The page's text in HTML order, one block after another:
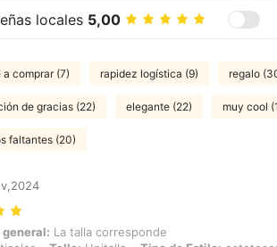
locales 5,00
comprar (7) rapidez logística (9) regalo
de gracias (22) elegante (22) muy cool
faltantes (20)
La talla corresponde, Color: Multicolor, Talla:
La talla corresponde